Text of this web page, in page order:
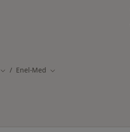
Zmień miasto
Enel-Med Zmień miasto